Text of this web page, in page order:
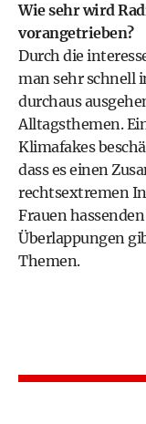
Wie sehr wird
vorangetrieben?
Durch die
man sehr schnell
durchaus
Alltagsthemen.
Klimafakes
dass es einen
rechtsextremen
Frauen
Überlappungen
Themen.